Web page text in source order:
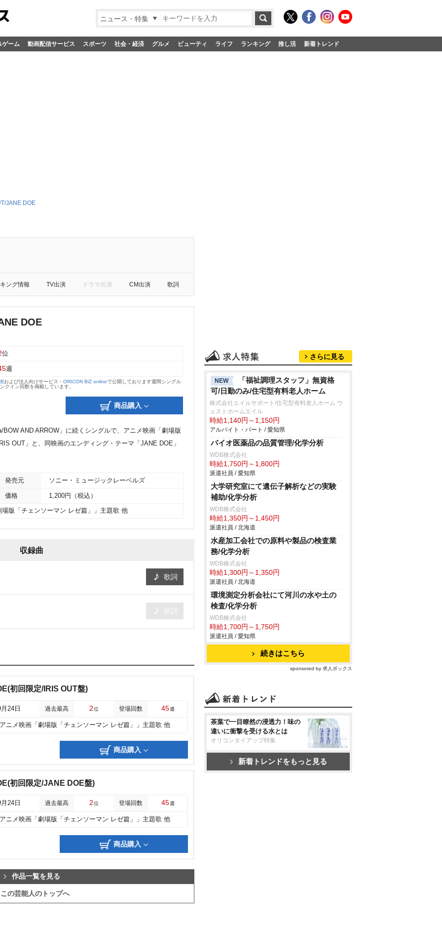
ニュース・特集
ゲーム 動画配信サービス スポーツ 社会・経済 グルメ ビューティ ライフ ランキング 推し活 新着トレンド
JANE DOE
ング情報 TV出演 ドラマ出演 CM出演 歌詞
DOE
位
週
および法人向けサービス・ ORICON BiZ onlineで公開しております週間シングル
クイン回数を掲載しています。
商品購入
AND ARROW」に続くシングルで、アニメ映画「劇場版
OUT」と、同映画のエンディング・テーマ「JANE DOE」
発売元 ソニー・ミュージックレーベルズ
価格 1,200円（税込）
版「チェンソーマン レゼ篇」」主題歌 他
収録曲
歌詞
初回限定/IRIS OUT盤)
24日 過去最高 2位 登場回数 45週
ニメ映画「劇場版「チェンソーマン レゼ篇」」主題歌 他
商品購入
初回限定/JANE DOE盤)
24日 過去最高 2位 登場回数 45週
ニメ映画「劇場版「チェンソーマン レゼ篇」」主題歌 他
商品購入
作品一覧を見る
この芸能人のトップへ
さらに見る
NEW
「福祉調理スタッフ」無資格
可/日勤のみ/住宅型有料老人ホーム
株式会社エイルサポート/住宅型有料老人ホーム ウ
ェストホームエイル
時給1,140円～1,150円
アルバイト・パート / 愛知県
バイオ医薬品の品質管理/化学分析
WDB株式会社
時給1,750円～1,800円
派遣社員 / 愛知県
大学研究室にて遺伝子解析などの実験
補助/化学分析
WDB株式会社
時給1,350円～1,450円
派遣社員 / 北海道
水産加工会社での原料や製品の検査業
務/化学分析
WDB株式会社
時給1,300円～1,350円
派遣社員 / 北海道
環境測定分析会社にて河川の水や土の
検査/化学分析
WDB株式会社
時給1,700円～1,750円
派遣社員 / 愛知県
続きはこちら
sponsored by 求人ボックス
茶葉で一目瞭然の浸透力！味の
違いに衝撃を受ける水とは
オリコンタイアップ特集
新着トレンドをもっと見る